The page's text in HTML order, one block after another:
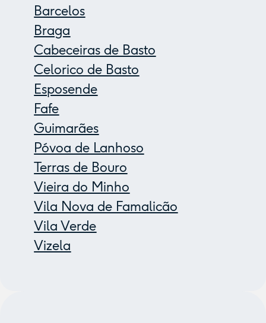
Barcelos
Braga
Cabeceiras de Basto
Celorico de Basto
Esposende
Fafe
Guimarães
Póvoa de Lanhoso
Terras de Bouro
Vieira do Minho
Vila Nova de Famalicão
Vila Verde
Vizela